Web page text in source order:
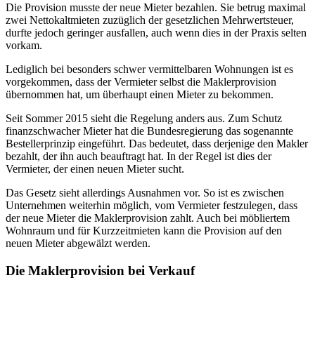
Die Provision musste der neue Mieter bezahlen. Sie betrug maximal
zwei Nettokaltmieten zuzüglich der gesetzlichen Mehrwertsteuer,
durfte jedoch geringer ausfallen, auch wenn dies in der Praxis selten
vorkam.
Lediglich bei besonders schwer vermittelbaren Wohnungen ist es
vorgekommen, dass der Vermieter selbst die Maklerprovision
übernommen hat, um überhaupt einen Mieter zu bekommen.
Seit Sommer 2015 sieht die Regelung anders aus. Zum Schutz
finanzschwacher Mieter hat die Bundesregierung das sogenannte
Bestellerprinzip eingeführt. Das bedeutet, dass derjenige den Makler
bezahlt, der ihn auch beauftragt hat. In der Regel ist dies der
Vermieter, der einen neuen Mieter sucht.
Das Gesetz sieht allerdings Ausnahmen vor. So ist es zwischen
Unternehmen weiterhin möglich, vom Vermieter festzulegen, dass
der neue Mieter die Maklerprovision zahlt. Auch bei möbliertem
Wohnraum und für Kurzzeitmieten kann die Provision auf den
neuen Mieter abgewälzt werden.
Die Maklerprovision bei Verkauf